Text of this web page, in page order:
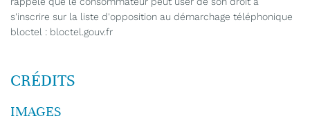
ACCUEIL
ACTIVITÉS
UNE
s'inscrire sur la liste d'opposition au démarchage téléphonique
bloctel : bloctel.gouv.fr
CRÉDITS
IMAGES